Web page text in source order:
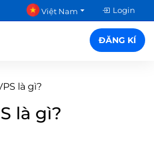
Việt Nam Login
ĐĂNG KÍ
là gì?
là gì?